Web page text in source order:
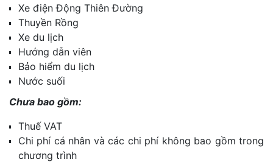
Xe điện Động Thiên Đường
Thuyền Rồng
Xe du lịch
Hướng dẫn viên
Bảo hiểm du lịch
Nước suối
Chưa bao gồm:
Thuế VAT
Chi phí cá nhân và các chi phí không bao gồm trong
chương trình